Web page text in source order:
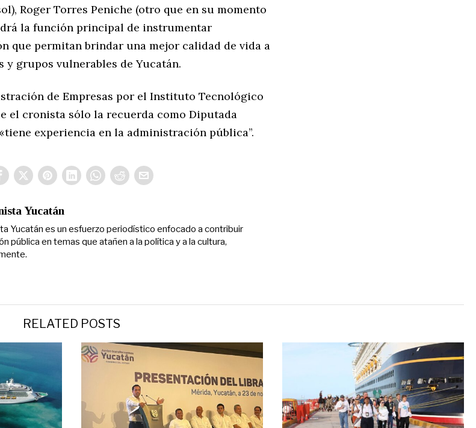
Roger Torres Peniche (otro que en su momento
la función principal de instrumentar
que permitan brindar una mejor calidad de vida a
y grupos vulnerables de Yucatán.
de Empresas por el Instituto Tecnológico
el cronista sólo la recuerda como Diputada
experiencia en la administración pública”.
Yucatán
Yucatán es un esfuerzo periodístico enfocado a contribuir
pública en temas que atañen a la política y a la cultura,
RELATED POSTS